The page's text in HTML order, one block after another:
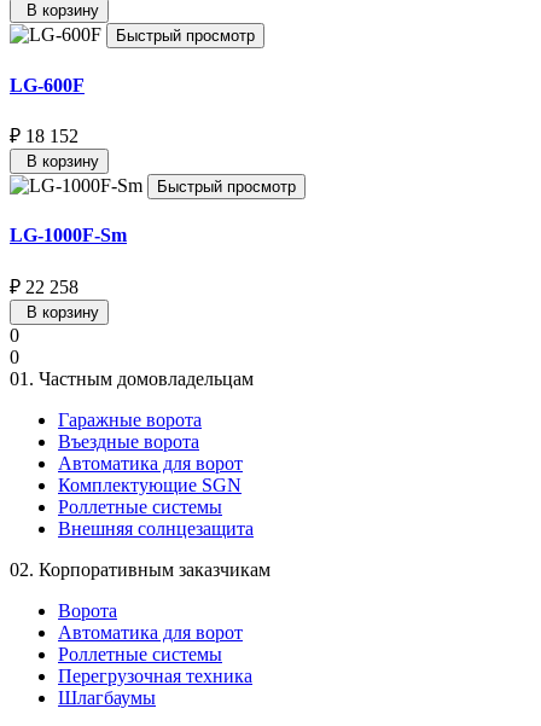
В корзину
Быстрый просмотр
LG-600F
₽ 18 152
В корзину
Быстрый просмотр
LG-1000F-Sm
₽ 22 258
В корзину
0
0
01. Частным домовладельцам
Гаражные ворота
Въездные ворота
Автоматика для ворот
Комплектующие SGN
Роллетные системы
Внешняя солнцезащита
02. Корпоративным заказчикам
Ворота
Автоматика для ворот
Роллетные системы
Перегрузочная техника
Шлагбаумы